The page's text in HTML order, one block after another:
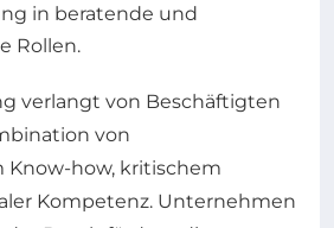
in beratende und
Rollen.
verlangt von Beschäftigten
von
how, kritischem
Kompetenz. Unternehmen